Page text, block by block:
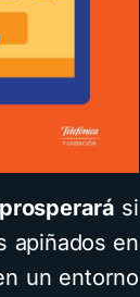
si
apiñados en
un entorno